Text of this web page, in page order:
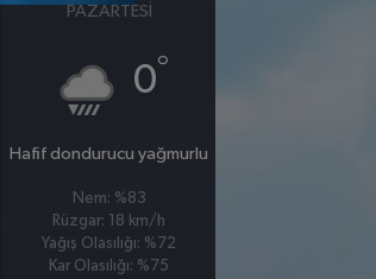
PAZARTESI
0°
Hafif dondurucu yağmurlu
Nem: %83
Rüzgar: 18 km/h
Yağış Olasılığı: %72
Kar Olasılığı: %75